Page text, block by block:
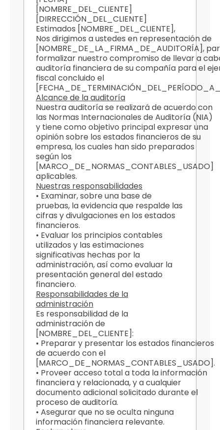
[NOMBRE_DEL_CLIENTE]
[DIRRECCIÓN_DEL_CLIENTE]
Estimados [NOMBRE_DEL_CLIENTE],
Nos dirigimos a ustedes en representación de
[NOMBRE_DE_LA_FIRMA_DE_AUDITORÍA],
formalizar nuestro compromiso de llevar a
auditoría financiera de su compañía para el
fiscal concluido el
Alcance de la auditoría
Nuestra auditoría se realizará de acuerdo con
las Normas Internacionales de Auditoría (NIA)
y tiene como objetivo principal expresar una
opinión sobre los estados financieros de su
empresa, los cuales han sido preparados
según los
[MARCO_DE_NORMAS_CONTABLES_USADO]
aplicables.
Nuestras responsabilidades
• Examinar, sobre una base de
pruebas, la evidencia que respalde las
cifras y divulgaciones en los estados
financieros.
• Evaluar los principios contables
utilizados y las estimaciones
significativas hechas por la
administración, así como evaluar la
presentación general del estado
financiero.
Responsabilidades de la
administración
Es responsabilidad de la
administración de
[NOMBRE_DEL_CLIENTE]:
• Preparar y presentar los estados financieros
de acuerdo con el
[MARCO_DE_NORMAS_CONTABLES_USADO].
• Proveer acceso total a toda la información
financiera y relacionada, y a cualquier
documento adicional solicitado durante el
proceso de auditoría.
• Asegurar que no se oculta ninguna
información financiera relevante.